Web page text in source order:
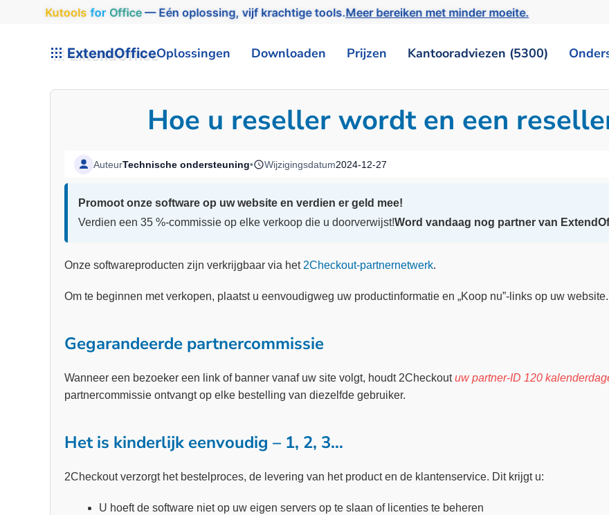
Kutools for Office— Eén oplossing, vijf krachtige tools.Meer bereiken met minder moeite.
ExtendOfficeOplossingen Downloaden Prijzen Kantooradviezen (5300)
Hoe u reseller wordt en een
AuteurTechnische ondersteuning• Wijzigingsdatum2024-12-27
Promoot onze software op uw website en verdien er geld mee!
Verdien een 35 %-commissie op elke verkoop die u doorverwijst!Word vandaag nog partner van
Onze softwareproducten zijn verkrijgbaar via het 2Checkout-partnernetwerk.
Om te beginnen met verkopen, plaatst u eenvoudigweg uw productinformatie en „Koop nu”-links op uw website.
Gegarandeerde partnercommissie
Wanneer een bezoeker een link of banner vanaf uw site volgt, houdt 2Checkoutuw partner-ID 120
partnercommissie ontvangt op elke bestelling van diezelfde gebruiker.
Het is kinderlijk eenvoudig – 1, 2, 3…
2Checkout verzorgt het bestelproces, de levering van het product en de klantenservice. Dit krijgt u:
U hoeft de software niet op uw eigen servers op te slaan of licenties te beheren